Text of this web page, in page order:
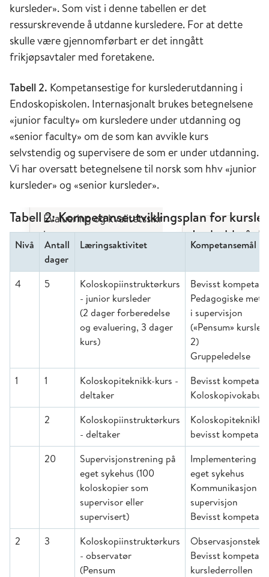
kursleder». Som vist i denne tabellen er det
ressurskrevende å utdanne kursledere. For at dette
skulle være gjennomførbart er det inngått
frikjøpsavtaler med foretakene.
Tabell 2. Kompetansestige for kurslederutdanning i
Endoskopiskolen. Internasjonalt brukes betegnelsene
«junior faculty» om kursledere under utdanning og
«senior faculty» om de som kan avvikle kurs
selvstendig og supervisere de som er under utdanning.
Vi har oversatt betegnelsene til norsk som hhv «junior
kursleder» og «senior kursleder».
Tabell 2: Kompetanseutviklingsplan for
Nivå
Antall
dager
Læringsaktivitet Kompetansemål
4 5
Koloskopiinstruktørkurs
- junior kursleder
(2 dager forberedelse
og evaluering, 3 dager
kurs)
Bevisst
Pedagogiske
i supervisjon
(«Pensum»
2)
Gruppeledelse
1
1
Koloskopiteknikk-kurs -
deltaker
Bevisst
2
Koloskopiinstruktørkurs
- deltaker
Koloskopiteknikk,
bevisst
20
Supervisjonstrening på
eget sykehus (100
koloskopier som
supervisor eller
supervisert)
Implementering i
eget sykehus
Kommunikasjon i
supervisjon
Bevisst
2
3
Koloskopiinstruktørkurs
- observatør
(Pensum
Bevisst
kurslederrollen